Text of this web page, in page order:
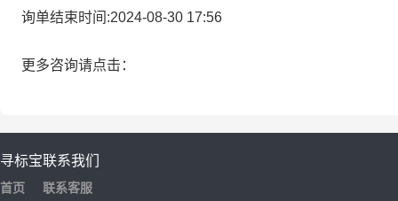
询单结束时间:2024-08-30 17:56
更多咨询请点击：
寻标宝
首页
联系我们
联系客服